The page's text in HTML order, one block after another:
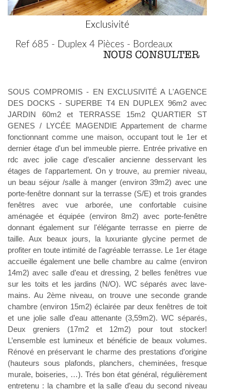
Exclusivité
Ref 685 - Duplex 4 Pièces - Bordeaux
NOUS CONSULTER
SOUS COMPROMIS - EN EXCLUSIVITÉ A L'AGENCE
DES DOCKS - SUPERBE T4 EN DUPLEX 96m2 avec
JARDIN 60m2 et TERRASSE 15m2 QUARTIER ST
GENES / LYCÉE MAGENDIE Appartement de charme
fonctionnant comme une maison, occupant tout le 1er et
dernier étage d'un bel immeuble pierre. Entrée privative en
rdc avec jolie cage d’escalier ancienne desservant les
étages de l'appartement. On y trouve, au premier niveau,
un beau séjour /salle à manger (environ 39m2) avec une
porte-fenêtre donnant sur la terrasse (S/E) et trois grandes
fenêtres avec vue arborée, une confortable cuisine
aménagée et équipée (environ 8m2) avec porte-fenêtre
donnant également sur l'élégante terrasse en pierre de
taille. Aux beaux jours, la luxuriante glycine permet de
profiter en toute intimité de l'agréable terrasse. Le 1er étage
accueille également une belle chambre au calme (environ
14m2) avec salle d’eau et dressing, 2 belles fenêtres vue
sur les toits et les jardins (N/O). WC séparés avec lave-
mains. Au 2ème niveau, on trouve une seconde grande
chambre (environ 15m2) éclairée par deux fenêtres de toit
et une jolie salle d’eau attenante (3,59m2). WC séparés,
Deux greniers (17m2 et 12m2) pour tout stocker!
L’ensemble est lumineux et bénéficie de beaux volumes.
Rénové en préservant le charme des prestations d’origine
(hauteurs sous plafonds, planchers, cheminées, fresque
murale, boiseries, …). Trés bon état général, régulièrement
entretenu : la chambre et la salle d’eau du second niveau